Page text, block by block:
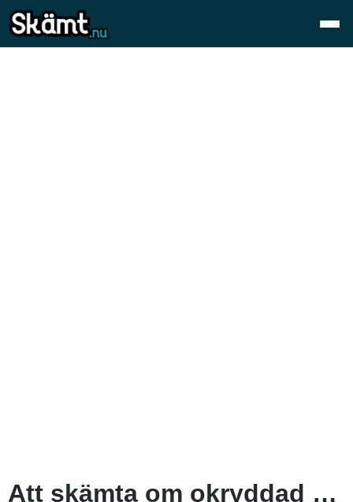
Att skämta om okryddad mat är bara smaklöst.